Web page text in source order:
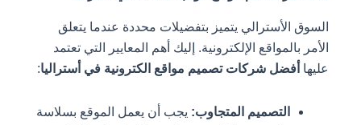
يتميز بتفضيلات محددة عندما يتعلق
الإلكترونية. إليك أهم المعايير التي تعتمد
شركات تصميم مواقع الكترونية في أستراليا:
التصميم المتجاوب:يجب أن يعمل الموقع بسلاسة